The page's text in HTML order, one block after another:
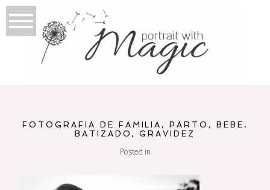
FOTOGRAFIA DE FAMILIA, PARTO, BEBE,
BATIZADO, GRAVIDEZ
Posted in